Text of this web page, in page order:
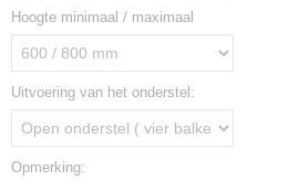
Hoogte minimaal / maximaal
Uitvoering van het onderstel:
Opmerking: